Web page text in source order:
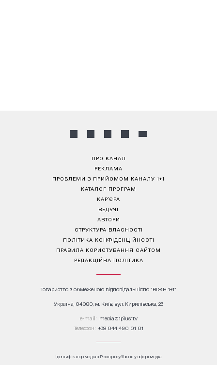
ПРО КАНАЛ
РЕКЛАМА
ПРОБЛЕМИ З ПРИЙОМОМ КАНАЛУ 1+1
КАТАЛОГ ПРОГРАМ
КАР’ЄРА
ВЕДУЧІ
АВТОРИ
СТРУКТУРА ВЛАСНОСТІ
ПОЛІТИКА КОНФІДЕНЦІЙНОСТІ
ПРАВИЛА КОРИСТУВАННЯ САЙТОМ
РЕДАКЦІЙНА ПОЛІТИКА
Товариство з обмеженою відповідальністю "ВІЖН 1+1"
Україна, 04080, м. Київ, вул. Кирилівська, 23
е-mail: media@1plus1.tv
Телефон: +38 044 490 01 01
Ідентифікатор медіа в Реєстрі суб’єктів у сфері медіа: